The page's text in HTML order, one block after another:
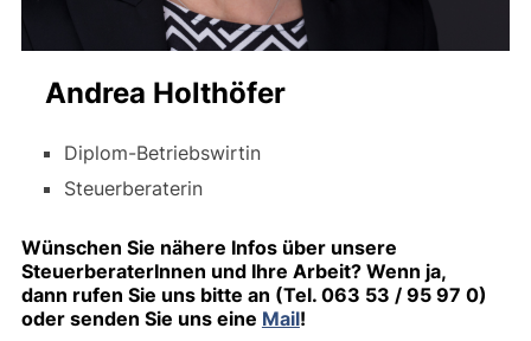
Andrea Holthöfer
Diplom-Betriebswirtin
Steuerberaterin
Wünschen Sie nähere Infos über unsere
SteuerberaterInnen und Ihre Arbeit? Wenn ja,
dann rufen Sie uns bitte an (Tel. 063 53 / 95 97 0)
oder senden Sie uns eine Mail!